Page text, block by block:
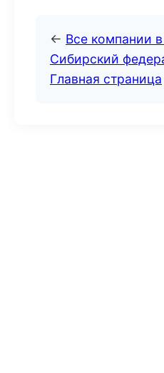
← Все компании
Сибирский
Главная страница